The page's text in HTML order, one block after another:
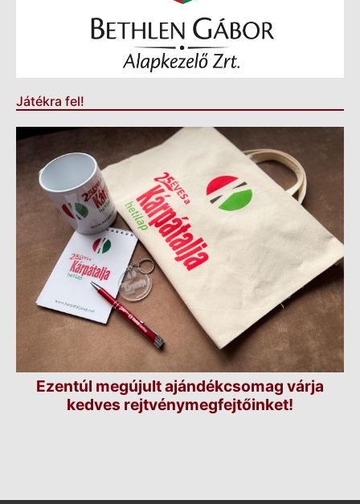
Játékra fel!
Ezentúl megújult ajándékcsomag várja
kedves rejtvénymegfejtőinket!